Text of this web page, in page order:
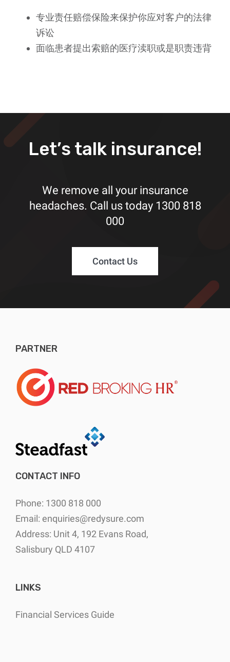
专业责任赔偿保险来保护你应对客户的法律
诉讼
面临患者提出索赔的医疗渎职或是职责违背
Let’s talk insurance!
We remove all your insurance
headaches. Call us today 1300 818
000
Contact Us
PARTNER
CONTACT INFO
Phone: 1300 818 000
Email: enquiries@redysure.com
Address: Unit 4, 192 Evans Road,
Salisbury QLD 4107
LINKS
Financial Services Guide